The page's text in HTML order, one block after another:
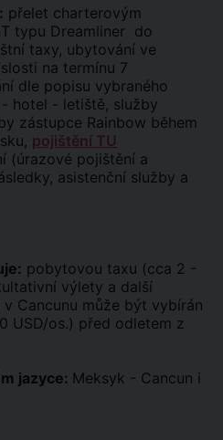
přelet charterovým
typu Dreamliner do
taxy, ubytování ve
na termínu 7
dle popisu vybraného
hotel - letiště, služby
zástupce Rainbow během
pojištění TU
(úrazové pojištění a
asistenční služby a
pobytovou taxu (cca 2 -
výlety a další
Cancunu může být vybírán
USD/os.) před odletem z
jazyce: Meksyk - Cancun i